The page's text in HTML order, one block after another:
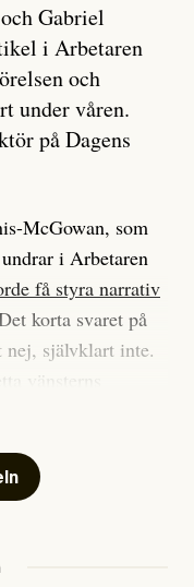
Gabriel
i Arbetaren
och
under våren.
på Dagens
McGowan, som
i Arbetaren
få styra narrativ
korta svaret på
nej, självklart inte.
vänsterns
snarare än att
fall fungerat för